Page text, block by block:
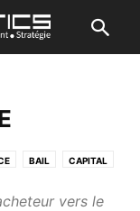
BAIL CAPITAL
vers le